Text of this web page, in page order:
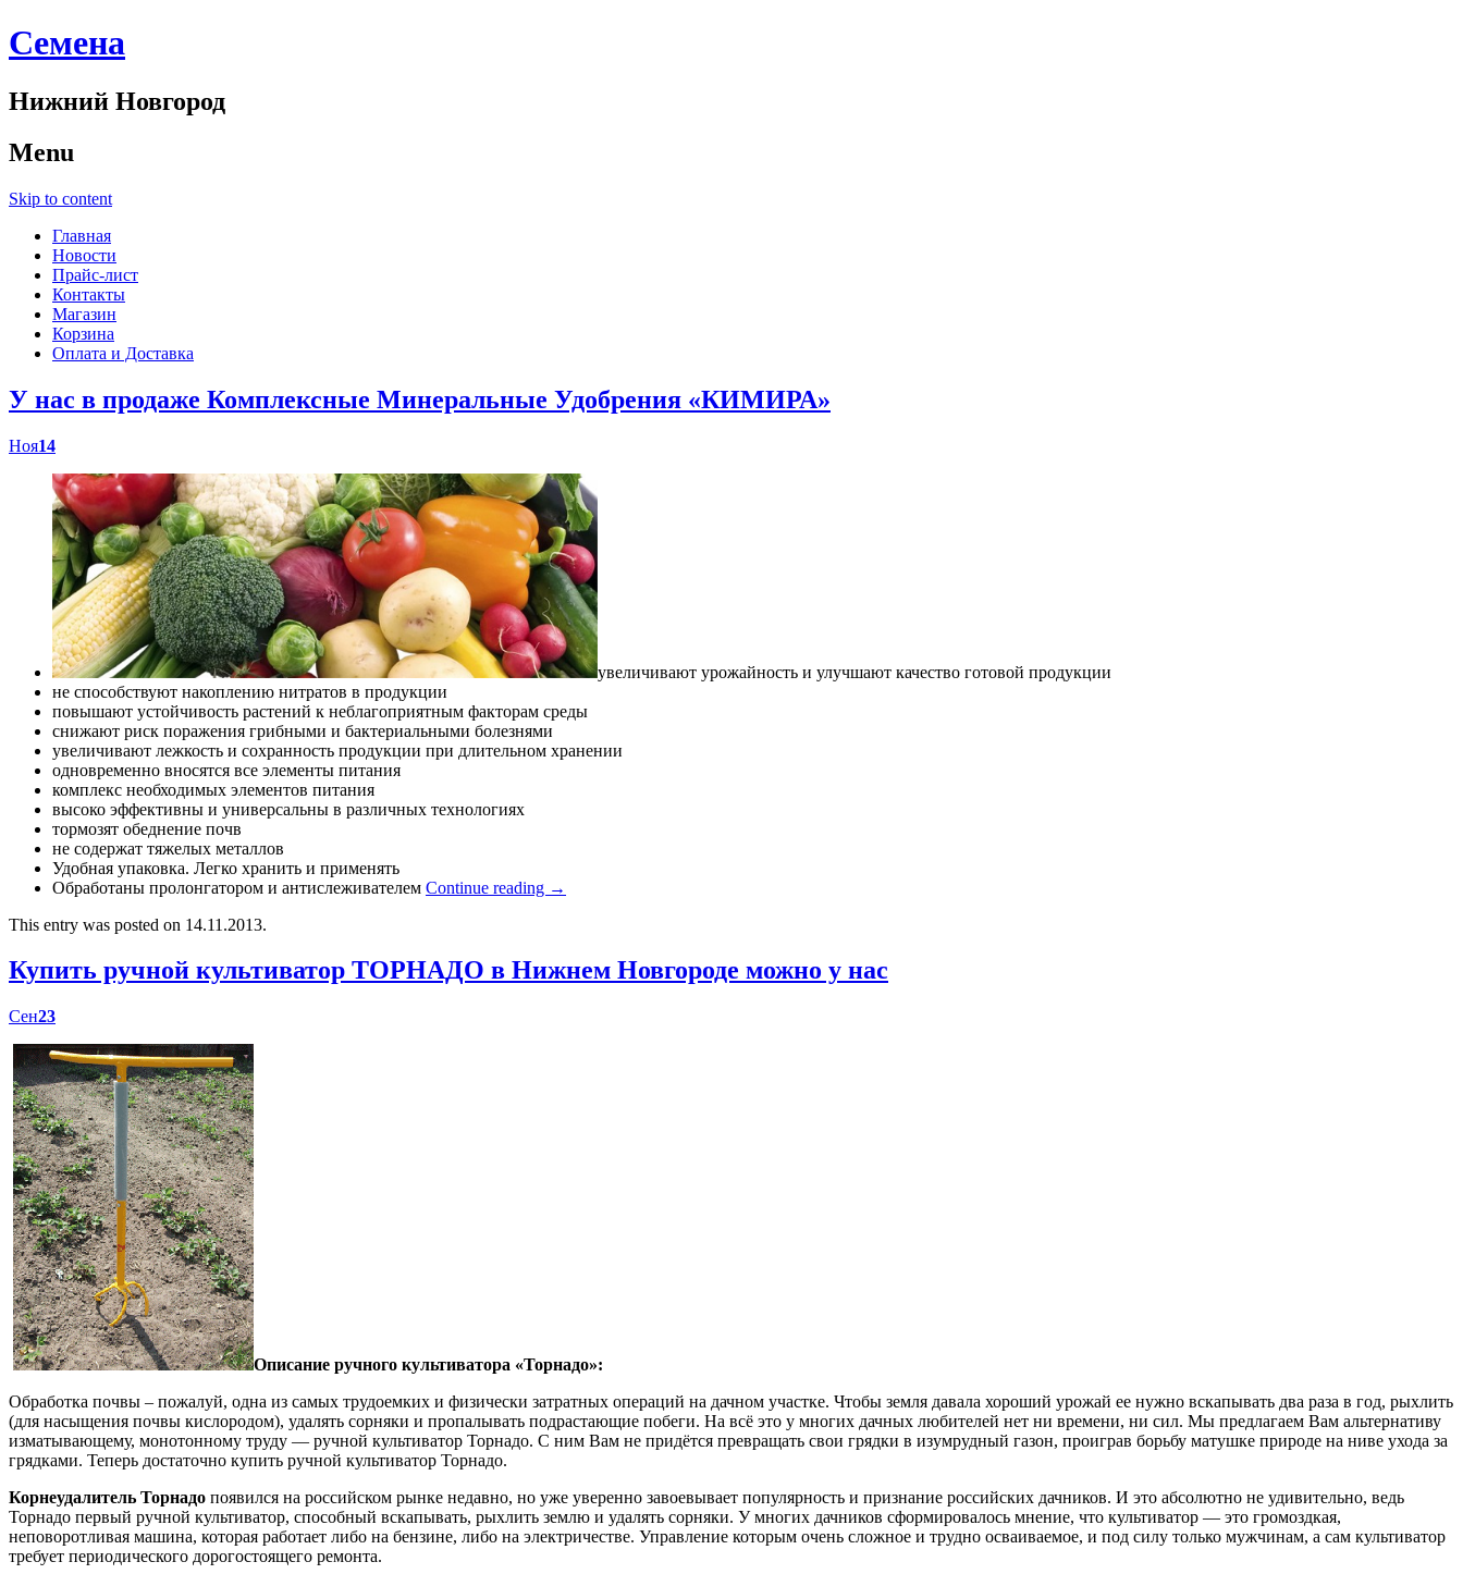
Cемена
Нижний Новгород
Menu
Skip to content
Главная
Новости
Прайс-лист
Контакты
Магазин
Корзина
Оплата и Доставка
У нас в продаже Комплексные Минеральные Удобрения «КИМИРА»
Ноя14
увеличивают урожайность и улучшают качество готовой продукции
не способствуют накоплению нитратов в продукции
повышают устойчивость растений к неблагоприятным факторам среды
снижают риск поражения грибными и бактериальными болезнями
увеличивают лежкость и сохранность продукции при длительном хранении
одновременно вносятся все элементы питания
комплекс необходимых элементов питания
высоко эффективны и универсальны в различных технологиях
тормозят обеднение почв
не содержат тяжелых металлов
Удобная упаковка. Легко хранить и применять
Обработаны пролонгатором и антислеживателем Continue reading →
This entry was posted on 14.11.2013.
Купить ручной культиватор ТОРНАДО в Нижнем Новгороде можно у нас
Сен23
Описание ручного культиватора «Торнадо»:
Обработка почвы – пожалуй, одна из самых трудоемких и физически затратных операций на дачном участке. Чтобы земля давала хороший урожай ее нужно вскапывать два раза в год, рыхлить
(для насыщения почвы кислородом), удалять сорняки и пропалывать подрастающие побеги. На всё это у многих дачных любителей нет ни времени, ни сил. Мы предлагаем Вам альтернативу
изматывающему, монотонному труду — ручной культиватор Торнадо. С ним Вам не придётся превращать свои грядки в изумрудный газон, проиграв борьбу матушке природе на ниве ухода за
грядками. Теперь достаточно купить ручной культиватор Торнадо.
Корнеудалитель Торнадо появился на российском рынке недавно, но уже уверенно завоевывает популярность и признание российских дачников. И это абсолютно не удивительно, ведь
Торнадо первый ручной культиватор, способный вскапывать, рыхлить землю и удалять сорняки. У многих дачников сформировалось мнение, что культиватор — это громоздкая,
неповоротливая машина, которая работает либо на бензине, либо на электричестве. Управление которым очень сложное и трудно осваиваемое, и под силу только мужчинам, а сам культиватор
требует периодического дорогостоящего ремонта.